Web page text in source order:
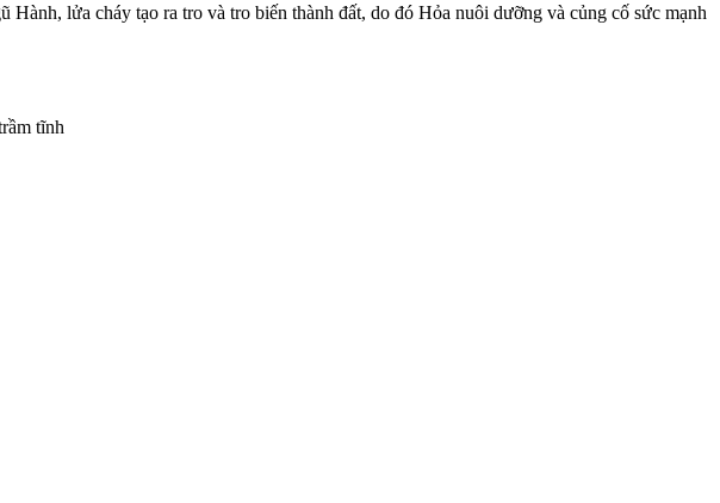
lửa cháy tạo ra tro và tro biến thành đất, do đó Hỏa nuôi dưỡng và củng cố sức mạnh
tĩnh